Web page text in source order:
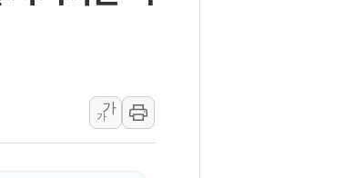
인천 선재도 갯벌서 해루질 중 실종 60대 나흘만에 숨진 채 발견
인천서 말다툼 중 어머니 흉기 살해 10대 아들 체포
가
가